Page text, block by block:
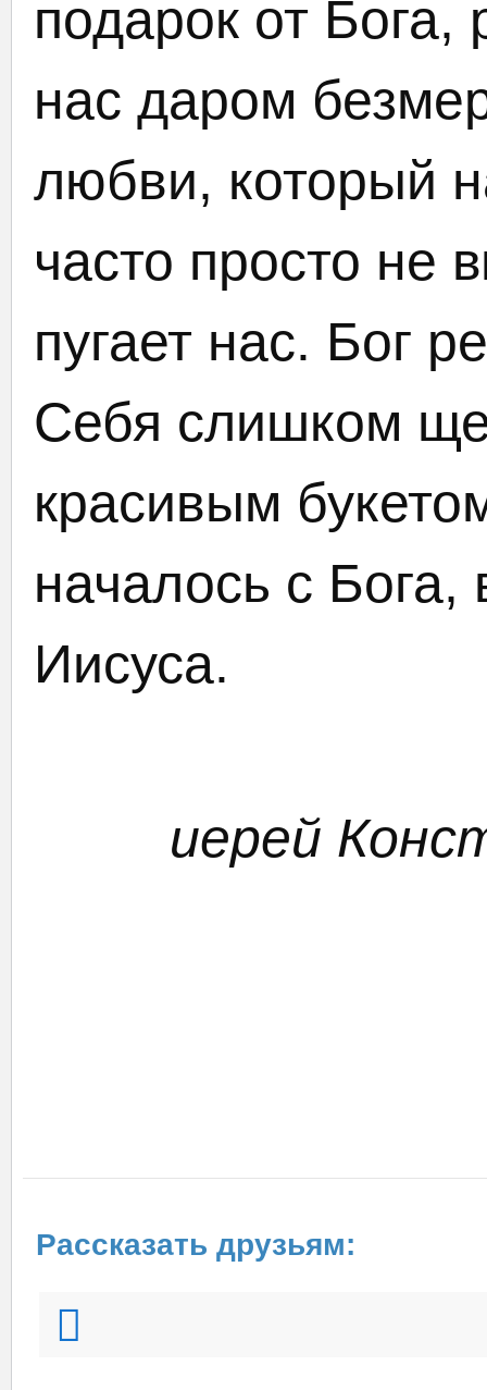
подарок от
нас даром
любви, который
часто просто не
пугает нас. Бог
Себя слишком
красивым
началось с Бога,
Иисуса.
иерей
Рассказать друзьям: